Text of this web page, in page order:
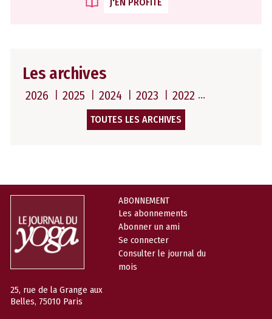
Les archives
2026 2025 2024 2023 2022
TOUTES LES ARCHIVES
25, rue de la Grange aux
Belles, 75010 Paris
ABONNEMENT
Les abonnements
Abonner un ami
Se connecter
Consulter le journal du
mois